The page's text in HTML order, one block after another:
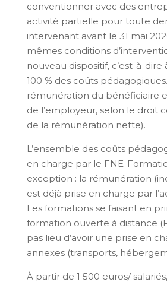
conventionner avec des
activité partielle pour toute
intervenant avant le 31 mai
mêmes conditions
nouveau dispositif, c’est-à-
100 % des coûts
rémunération du bénéficiaire
de l’employeur, selon le droit
de la rémunération nette).
L’ensemble des coûts
en charge par le FNE-
exception : la rémunération
est déjà prise en charge par
Les formations se faisant en
formation ouverte à distance
pas lieu d’avoir une prise en
annexes (transports,
À partir de 1 500 euros/